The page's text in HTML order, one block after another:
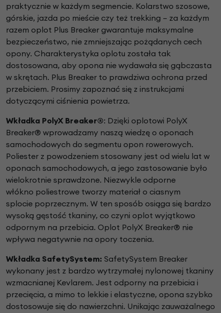
praktycznie w każdym segmencie. Kolarstwo szosowe,
górskie, jazda po mieście czy też trekking – za każdym
razem oplot Plus Breaker gwarantuje maksymalne
bezpieczeństwo, nie zmniejszając pożądanych cech
opony. Charakterystyka oplotu została tak
dostosowana, aby opona nie wydawała się gąbczasta
w skrętach. Plus Breaker to prawdziwa ochrona przed
przebiciem. Prosimy zapoznać się z instrukcjami
dotyczącymi ciśnienia powietrza.
Wkładka PolyX Breaker®: Dzięki oplotowi PolyX
Breaker® wprowadzamy naszą wiedzę o oponach
samochodowych do segmentu opon rowerowych.
Poliester z powodzeniem stosowany jest od wielu lat w
oponach samochodowych, a jego zastosowanie było
wielokrotnie sprawdzone. Niezwykle odporne
włókno poliestrowe tworzy materiał o ciasnym
splocie poprzecznym. W ten sposób osiąga się bardzo
wysoką gęstość tkaniny, co czyni oplot wyjątkowo
odpornym na przebicia. Oplot PolyX Breaker® nie
wpływa negatywnie na opory toczenia.
Wkładka SafetySystem: SafetySystem Breaker
wykonany jest z bardzo wytrzymałej nylonowej tkaniny
wzmacnianej Kevlarem. Jest odporny na przebicia i
przecięcia, a mimo to lekkie i elastyczne, opona szybko
dostosowuje się do nawierzchni. Unikając zauważalnego